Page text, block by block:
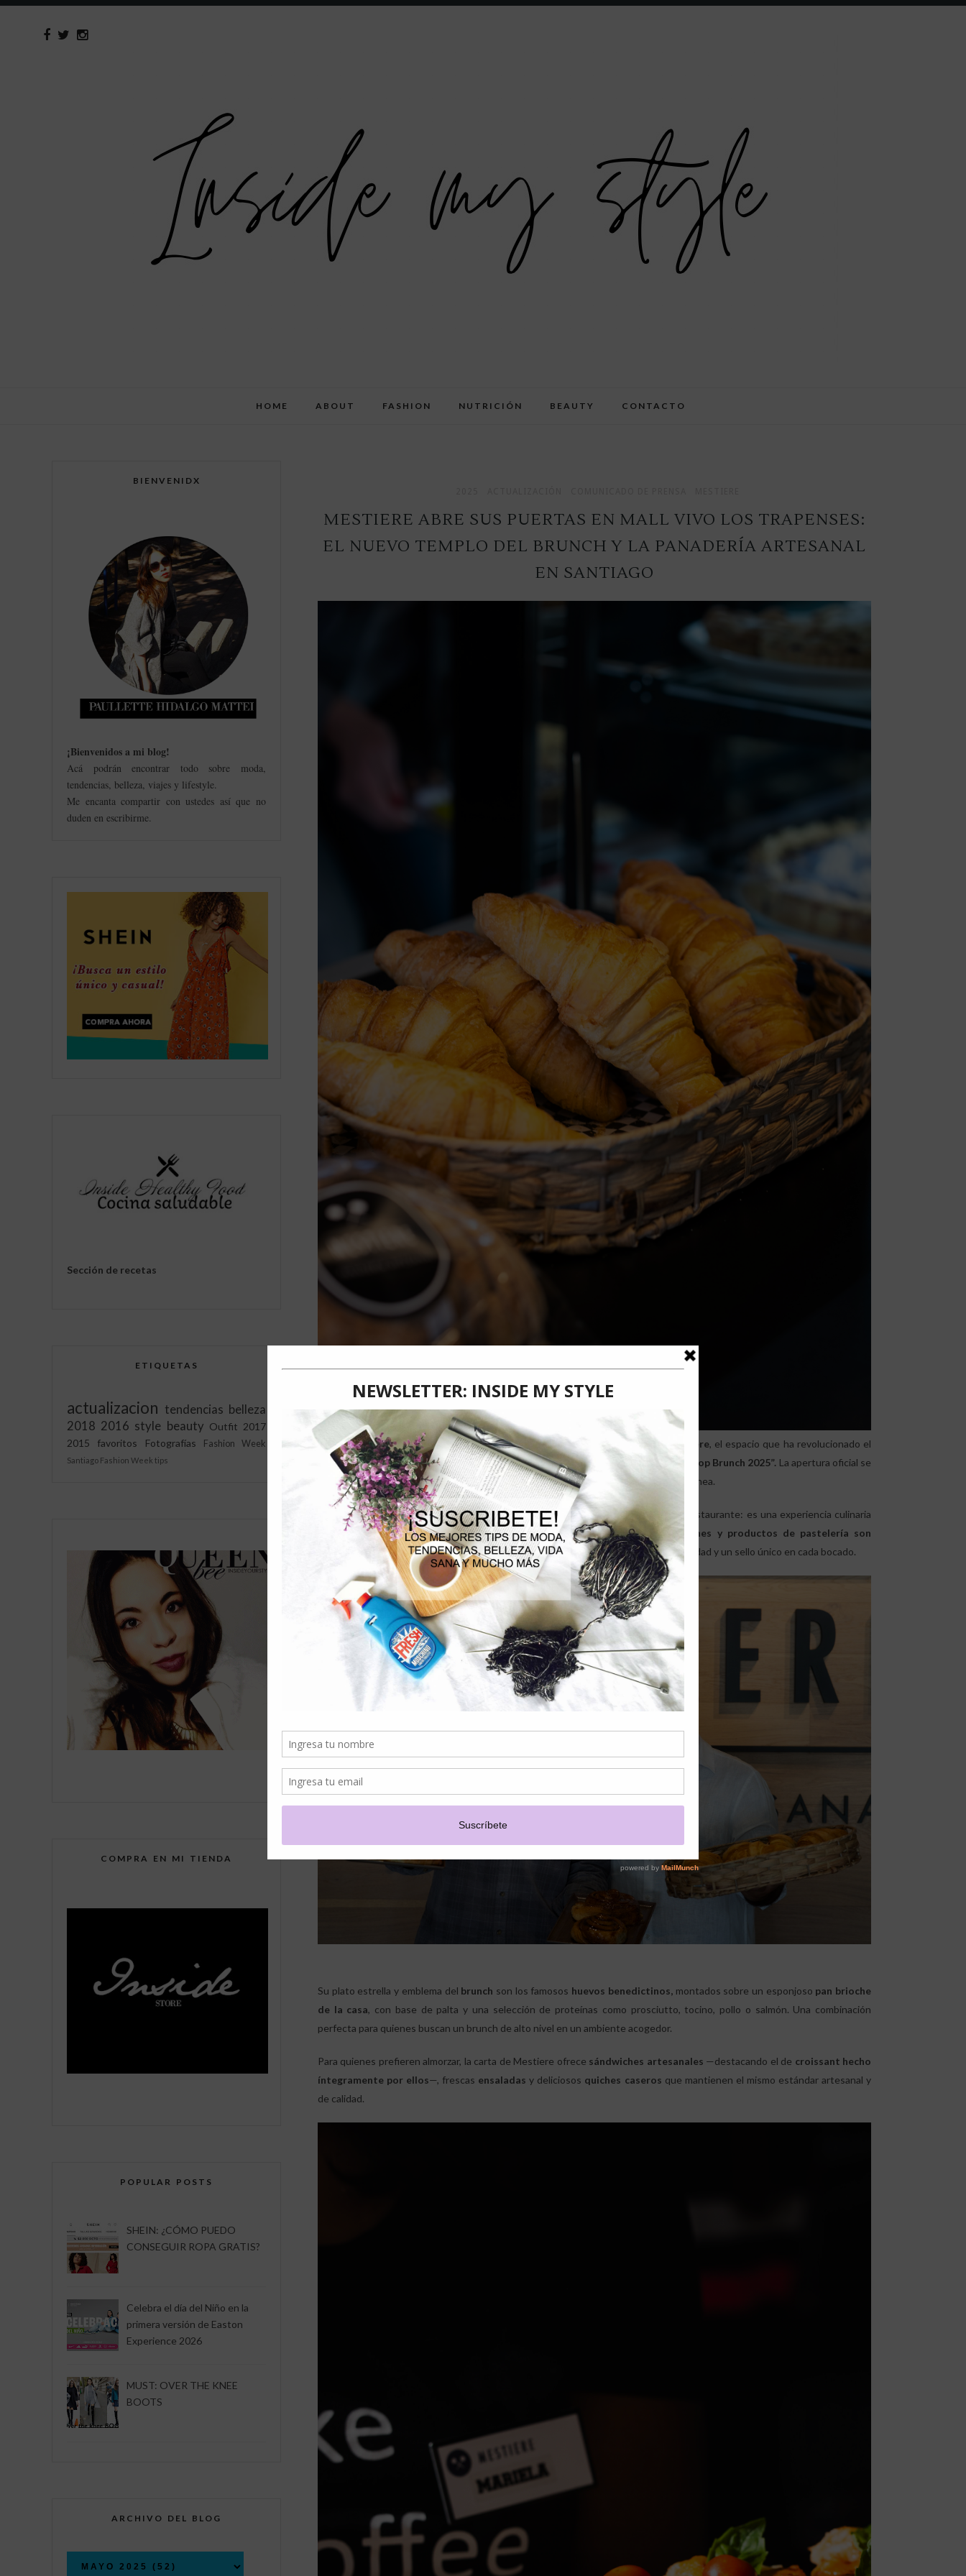
HOME ABOUT FASHION NUTRICIÓN BEAUTY CONTACTO
MESTIERE ABRE SUS PUERTAS EN MALL VIVO LOS TRAPENSES:
EL NUEVO TEMPLO DEL BRUNCH Y LA PANADERÍA ARTESANAL
EN SANTIAGO
La escena gastronómica chilena celebra la llegada de una nueva sucursal de Mestiere, el espacio que ha revolucionado el
concepto debrunchen Chile y que recientemente obtuvo el primer lugar en “The Top Brunch 2025”. La apertura oficial se
realizó el martes 29 de abril en el Mall Vivo Los Trapenses, en el corazón de Lo Barnechea.
Mestiere, palabra que evoca el arte del oficio bien hecho, es mucho más que un restaurante: es una experiencia culinaria
donde el
brunch artesanales el protagonista absoluto.Todas las masas, panes y productos de pastelería son
elaborados a diario en su propia panadería y pastelería,
asegurando frescura, calidad y un sello único en cada bocado.
Su plato estrella y emblema del brunch son los famosos huevos benedictinos,montados sobre un esponjoso pan brioche
de la casa, con base de palta y una selección de proteínas como prosciutto, tocino, pollo o salmón. Una combinación
perfecta para quienes buscan un brunch de alto nivel en un ambiente acogedor.
Para quienes prefieren almorzar, la carta de Mestiere ofrece sándwiches artesanales —destacando el de croissant hecho
íntegramente por ellos—, frescas ensaladas y deliciosos quiches caseros que mantienen el mismo estándar artesanal y
de calidad.
BIENVENIDX
¡Bienvenidos a mi blog!
Acá podrán encontrar todo sobre moda,
tendencias, belleza, viajes y lifestyle.
Me encanta compartir con ustedes así que no
duden en escribirme.
Sección de recetas
ETIQUETAS
actualizacion tendencias belleza
2018 2016 style beauty Outfit 2017
2015
favoritos Fotografías Fashion Week
Santiago Fashion Week tips
COMPRA EN MI TIENDA
POPULAR POSTS
SHEIN: ¿CÓMO PUEDO
CONSEGUIR ROPA GRATIS?
Celebra el día del Niño en la
primera versión de Easton
Experience 2026
MUST: OVER THE KNEE
BOOTS
ARCHIVO DEL BLOG